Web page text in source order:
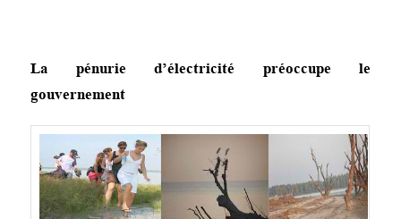
La pénurie d’électricité préoccupe le
gouvernement